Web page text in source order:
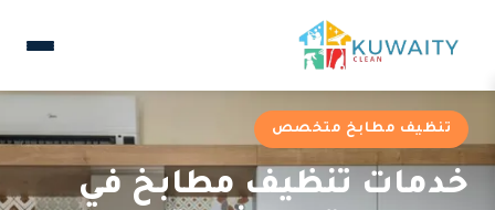
تنظيف مطابخ متخصص
خدمات تنظيف مطابخ في